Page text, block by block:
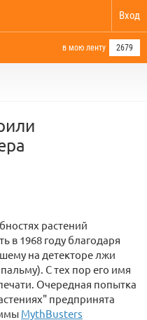
Вход
в мою ленту 2679
растений
в 1968 году благодаря
на детекторе лжи
С тех пор его имя
Очередная попытка
предпринята
MythBusters